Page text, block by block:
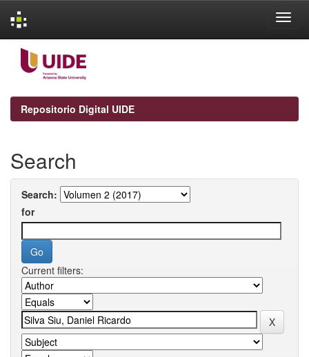
navigation
Repositorio Digital UIDE
Search
Search:
for
Current filters: